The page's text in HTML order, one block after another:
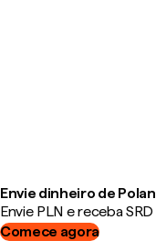
Envie dinheiro de
Envie PLN e receba
Comece agora